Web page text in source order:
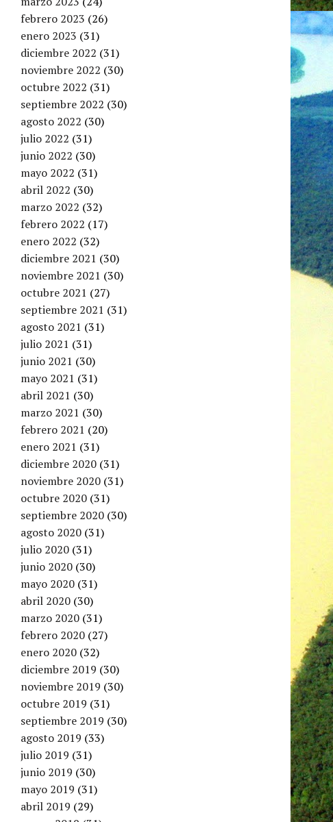
febrero 2023 (26)
enero 2023 (31)
diciembre 2022 (31)
noviembre 2022 (30)
octubre 2022 (31)
septiembre 2022 (30)
agosto 2022 (30)
julio 2022 (31)
junio 2022 (30)
mayo 2022 (31)
abril 2022 (30)
marzo 2022 (32)
febrero 2022 (17)
enero 2022 (32)
diciembre 2021 (30)
noviembre 2021 (30)
octubre 2021 (27)
septiembre 2021 (31)
agosto 2021 (31)
julio 2021 (31)
junio 2021 (30)
mayo 2021 (31)
abril 2021 (30)
marzo 2021 (30)
febrero 2021 (20)
enero 2021 (31)
diciembre 2020 (31)
noviembre 2020 (31)
octubre 2020 (31)
septiembre 2020 (30)
agosto 2020 (31)
julio 2020 (31)
junio 2020 (30)
mayo 2020 (31)
abril 2020 (30)
marzo 2020 (31)
febrero 2020 (27)
enero 2020 (32)
diciembre 2019 (30)
noviembre 2019 (30)
octubre 2019 (31)
septiembre 2019 (30)
agosto 2019 (33)
julio 2019 (31)
junio 2019 (30)
mayo 2019 (31)
abril 2019 (29)